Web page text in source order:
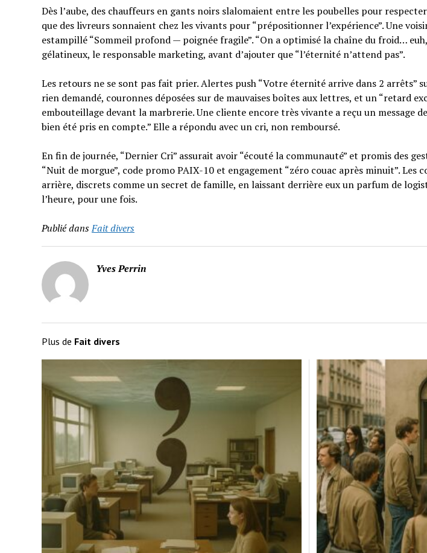
Dès l’aube, des chauffeurs en gants noirs slalomaient entre les poubelles pour
que des livreurs sonnaient chez les vivants pour “prépositionner l’expérience”. Une
estampillé “Sommeil profond — poignée fragile”. “On a optimisé la chaîne du froid…
gélatineux, le responsable marketing, avant d’ajouter que “l’éternité n’attend pas”.
Les retours ne se sont pas fait prier. Alertes push “Votre éternité arrive dans 2 arrêts”
rien demandé, couronnes déposées sur de mauvaises boîtes aux lettres, et un “retard
embouteillage devant la marbrerie. Une cliente encore très vivante a reçu un message
bien été pris en compte.” Elle a répondu avec un cri, non remboursé.
En fin de journée, “Dernier Cri” assurait avoir “écouté la communauté” et promis des
“Nuit de morgue”, code promo PAIX-10 et engagement “zéro couac après minuit”.
arrière, discrets comme un secret de famille, en laissant derrière eux un parfum de
l’heure, pour une fois.
Publié dansFait divers
Yves Perrin
Plus de Fait divers